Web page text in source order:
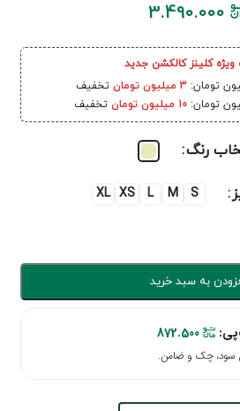
3.490.000
کلینز کالکشن جدید
3 میلیون تومان
تخفیف
10 میلیون تومان تخفیف
رنگ
S
M
L
XS
XL
به سبد خرید
872.500